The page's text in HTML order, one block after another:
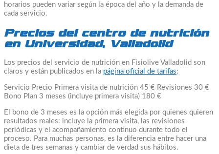
horarios pueden variar según la época del año y la demanda de
cada servicio.
Precios del centro de nutrición
en Universidad, Valladolid
Los precios del servicio de nutrición en Fisiolive Valladolid son
claros y están publicados en la página oficial de tarifas:
Servicio Precio Primera visita de nutrición 45 € Revisiones 30 €
Bono Plan 3 meses (incluye primera visita) 180 €
El bono de 3 meses es la opción más elegida por quienes quieren
resultados reales: incluye la primera visita, las revisiones
periódicas y el acompañamiento continuo durante todo el
proceso. Para muchas personas, es la diferencia entre hacer una
dieta de tres semanas y cambiar de verdad sus hábitos.